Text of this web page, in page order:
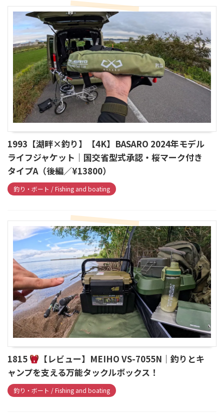
1993【湖畔×釣り】【4K】BASARO 2024年モデル
ライフジャケット｜国交省型式承認・桜マーク付き
タイプA（後編／¥13800）
釣り・ボート / Fishing and boating
1815
【レビュー】MEIHO VS-7055N｜釣りとキ
ャンプを支える万能タックルボックス！
釣り・ボート / Fishing and boating